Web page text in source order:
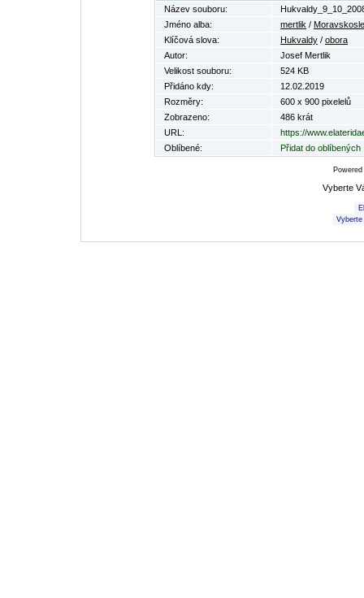
Název souboru:
Jméno alba:
mertlik /
Klíčová slova:
Hukvaldy / obora
Autor:
Josef Mertlik
Velikost souboru:
524 KB
Přidáno kdy:
12.02.2019
Rozměry:
600 x 900 pixelelů
Zobrazeno:
486 krát
URL:
https://
Oblíbené:
Přidat do oblíbených
Vyberte